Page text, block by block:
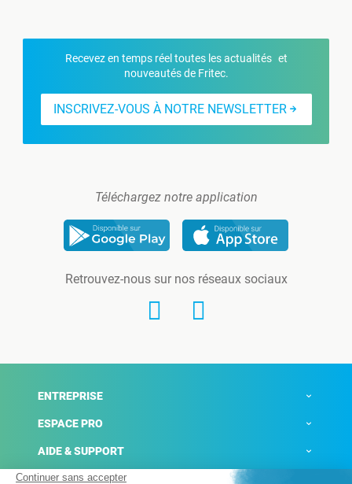
Recevez en temps réel toutes les actualités et
nouveautés de Fritec.
INSCRIVEZ-VOUS À NOTRE NEWSLETTER
Téléchargez notre application
Retrouvez-nous sur nos réseaux sociaux
ENTREPRISE
ESPACE PRO
AIDE & SUPPORT
ACTUALITÉS